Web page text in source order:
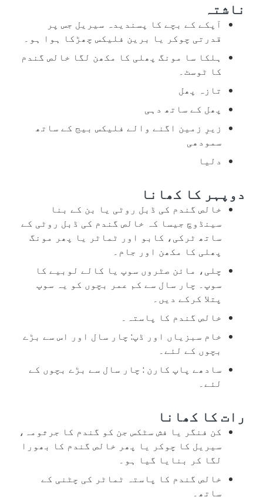
ناشتہ
آپکے کے بچے کا پسندیدہ سیریل جس پر
قدرتی چوکر یا برین فلیکس چھڑکا ہوا ہو۔
ہلکا سا مونگ پھلی کا مکھن لگا خالص گندم
کا ٹوسٹ۔
تازہ پھل
پھل کے ساتھ دہی
زیرِ زمین اگنے والے فلیکس بیج کے ساتھ
سمودھی
دلیا
دوپہر کا کھانا
خالص گندم کی ڈبل روٹی یا بن کے بنا
سینڈوچ جیسا کہ خالص گندم کی ڈبل روٹی کے
ساتھ ٹرکی، کابو اور ٹماٹر یا پھر مونگ
پھلی کا مکھن اور جام۔
چلی، مائن صٹروں سوپ یا کالے لوبیے کا
سوپ۔ چار سال سے کم عمر بچوں کو یہ سوپ
پتلا کرکے دیں۔
خالص گندم کا پاستہ۔
خام سبزیاں اور ڈپ: چار سال اور اس سے بڑے
بچوں کے لئے۔
سادھے پاپ کارن : چار سال سے بڑے بچوں کے
لئے۔
رات کا کھانا
کن فنگر یا فش سٹکس جن کو گندم کا جرثومہ،
سیریل کا چوکر یا پھر خالص گندم کا بھورا
لگا کر بنایا گیا ہو۔
خالص گندم کا پاستہ ٹماٹر کی چٹنی کے
ساتھ۔